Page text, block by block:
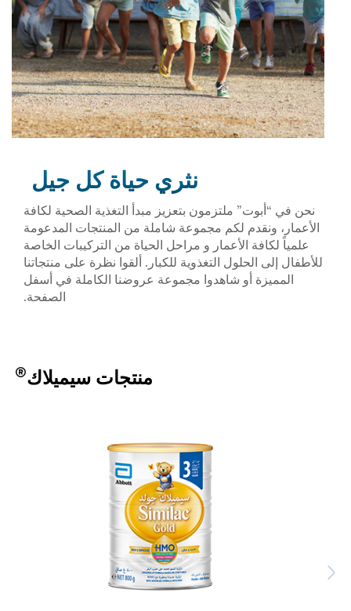
نثري حياة كل جيل
نحن في “أبوت” ملتزمون بتعزيز مبدأ التغذية الصحية لكافة
الأعمار، ونقدم لكم مجموعة شاملة من المنتجات المدعومة
علمياً لكافة الأعمار و مراحل الحياة من التركيبات الخاصة
للأطفال إلى الحلول التغذوية للكبار. ألقوا نظرة على منتجاتنا
المميزة أو شاهدوا مجموعة عروضنا الكاملة في أسفل
الصفحة.
منتجات سيميلاك®
Previous